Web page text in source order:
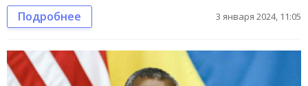
Подробнее 3 января 2024, 11:05